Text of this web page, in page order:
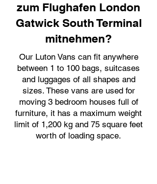
zum Flughafen London
Gatwick South Terminal
mitnehmen?
Our Luton Vans can fit anywhere
between 1 to 100 bags, suitcases
and luggages of all shapes and
sizes. These vans are used for
moving 3 bedroom houses full of
furniture, it has a maximum weight
limit of 1,200 kg and 75 square feet
worth of loading space.